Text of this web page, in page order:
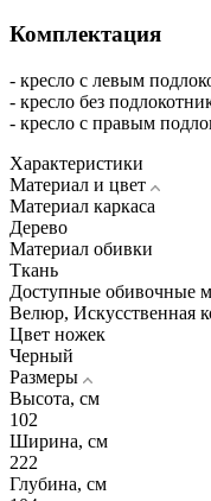
Комплектация
- кресло с левым
- кресло без
- кресло с правым
Характеристики
Материал и цвет
Материал каркаса
Дерево
Материал обивки
Ткань
Доступные обивочные
Велюр, Искуcственная
Цвет ножек
Черный
Размеры
Высота, см
102
Ширина, см
222
Глубина, см